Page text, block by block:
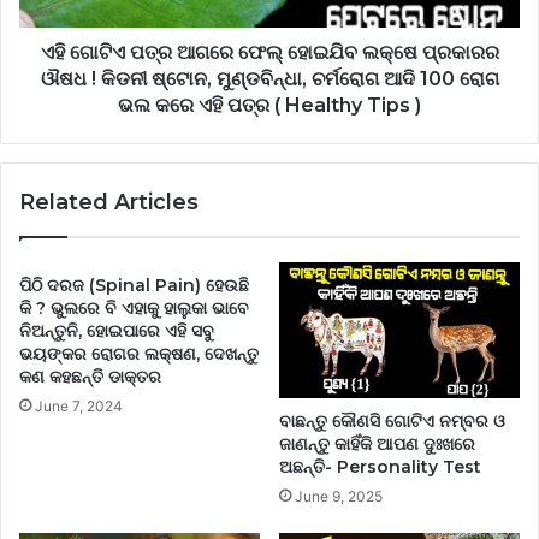
ଏହି ଗୋଟିଏ ପତ୍ର ଆଗରେ ଫେଲ୍ ହୋଇଯିବ ଲକ୍ଷେ ପ୍ରକାରର
ଔଷଧ ! କିଡନୀ ଷ୍ଟୋନ, ମୁଣ୍ଡବିନ୍ଧା, ଚର୍ମରୋଗ ଆଦି 100 ରୋଗ
ଭଲ କରେ ଏହି ପତ୍ର ( Healthy Tips )
Related Articles
ପିଠି ଦରଜ (Spinal Pain) ହେଉଛି
କି ? ଭୁଲରେ ବି ଏହାକୁ ହାଲୁକା ଭାବେ
ନିଅନ୍ତୁନି, ହୋଇପାରେ ଏହି ସବୁ
ଭୟଙ୍କର ରୋଗର ଲକ୍ଷଣ, ଦେଖନ୍ତୁ
କଣ କହଛନ୍ତି ଡାକ୍ତର
June 7, 2024
ବାଛନ୍ତୁ କୌଣସି ଗୋଟିଏ ନମ୍ବର ଓ
ଜାଣନ୍ତୁ କାହିଁକି ଆପଣ ଦୁଃଖରେ
ଅଛନ୍ତି- Personality Test
June 9, 2025